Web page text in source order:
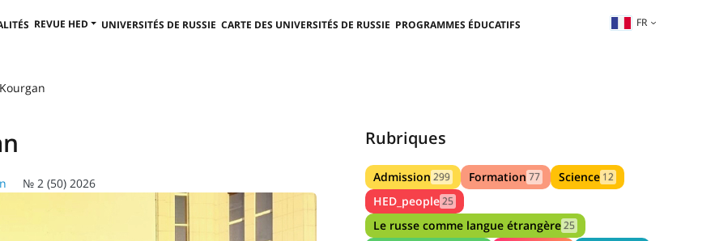
REVUE HED UNIVERSITÉS DE RUSSIE CARTE DES UNIVERSITÉS DE RUSSIE PROGRAMMES ÉDUCATIFS FR
№ 2 (50) 2026
Rubriques
Admission 299 Formation 77 Science 12
HED_people25
Le russe comme langue étrangère25